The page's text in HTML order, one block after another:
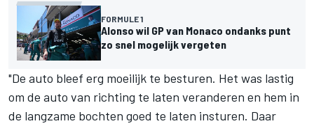
FORMULE 1
Alonso wil GP van Monaco ondanks punt
zo snel mogelijk vergeten
"De auto bleef erg moeilijk te besturen. Het was lastig
om de auto van richting te laten veranderen en hem in
de langzame bochten goed te laten insturen. Daar